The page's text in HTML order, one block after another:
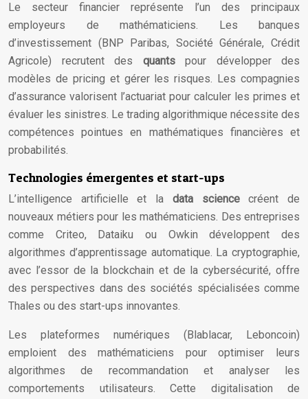
Le secteur financier représente l’un des principaux
employeurs de mathématiciens. Les banques
d’investissement (BNP Paribas, Société Générale, Crédit
Agricole) recrutent des quantspour développer des
modèles de pricing et gérer les risques. Les compagnies
d’assurance valorisent l’actuariat pour calculer les primes et
évaluer les sinistres. Le trading algorithmique nécessite des
compétences pointues en mathématiques financières et
probabilités.
Technologies émergentes et start-ups
L’intelligence artificielle et la data sciencecréent de
nouveaux métiers pour les mathématiciens. Des entreprises
comme Criteo, Dataiku ou Owkin développent des
algorithmes d’apprentissage automatique. La cryptographie,
avec l’essor de la blockchain et de la cybersécurité, offre
des perspectives dans des sociétés spécialisées comme
Thales ou des start-ups innovantes.
Les plateformes numériques (Blablacar, Leboncoin)
emploient des mathématiciens pour optimiser leurs
algorithmes de recommandation et analyser les
comportements utilisateurs. Cette digitalisation de